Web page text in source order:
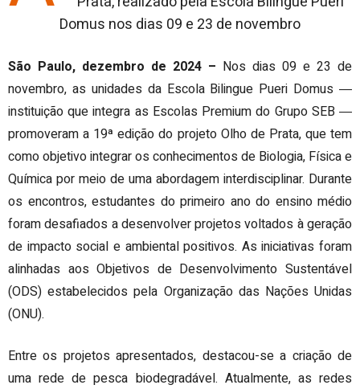
Domus nos dias 09 e 23 de novembro
São Paulo, dezembro de 2024 – Nos dias 09 e 23 de
novembro, as unidades da Escola Bilingue Pueri Domus ―
instituição que integra as Escolas Premium do Grupo SEB ―
promoveram a 19ª edição do projeto Olho de Prata, que tem
como objetivo integrar os conhecimentos de Biologia, Física e
Química por meio de uma abordagem interdisciplinar. Durante
os encontros, estudantes do primeiro ano do ensino médio
foram desafiados a desenvolver projetos voltados à geração
de impacto social e ambiental positivos. As iniciativas foram
alinhadas aos Objetivos de Desenvolvimento Sustentável
(ODS) estabelecidos pela Organização das Nações Unidas
(ONU).
Entre os projetos apresentados, destacou-se a criação de
uma rede de pesca biodegradável. Atualmente, as redes